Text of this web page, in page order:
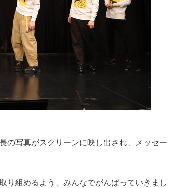
の写真がスクリーンに映し出され、メッセー
り組めるよう、みんなでがんばっていきまし